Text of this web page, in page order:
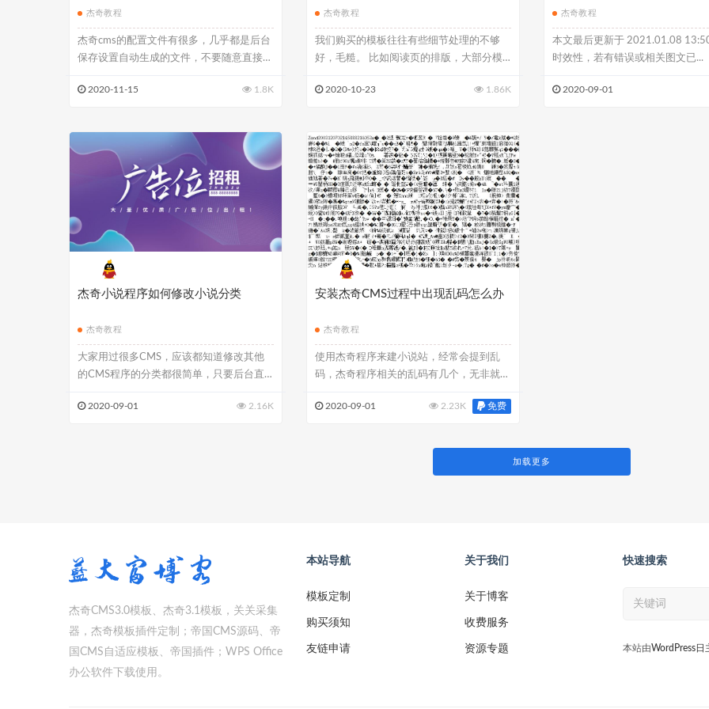
杰奇教程
杰奇cms的配置文件有很多，几乎都是后台
保存设置自动生成的文件，不要随意直接在
2020-11-15 1.8K
杰奇教程
我们购买的模板往往有些细节处理的不够
好，毛糙。 比如阅读页的排版，大部分模
2020-10-23 1.86K
杰奇教程
本文最后更新于 2021.01.08
时效性，若有错误或相关图文已...
2020-09-01
杰奇小说程序如何修改小说分类
杰奇教程
大家用过很多CMS，应该都知道修改其他
的CMS程序的分类都很简单，只要后台直
2020-09-01 2.16K
安装杰奇CMS过程中出现乱码怎么办
杰奇教程
使用杰奇程序来建小说站，经常会提到乱
码，杰奇程序相关的乱码有几个，无非就是
2020-09-01 2.23K 免费
加载更多
杰奇CMS3.0模板、杰奇3.1模板，关关采集
器，杰奇模板插件定制；帝国CMS源码、帝
国CMS自适应模板、帝国插件；WPS Office
办公软件下载使用。
本站导航
模板定制
购买须知
友链申请
关于我们
关于博客
收费服务
资源专题
快速搜索
本站由WordPress日